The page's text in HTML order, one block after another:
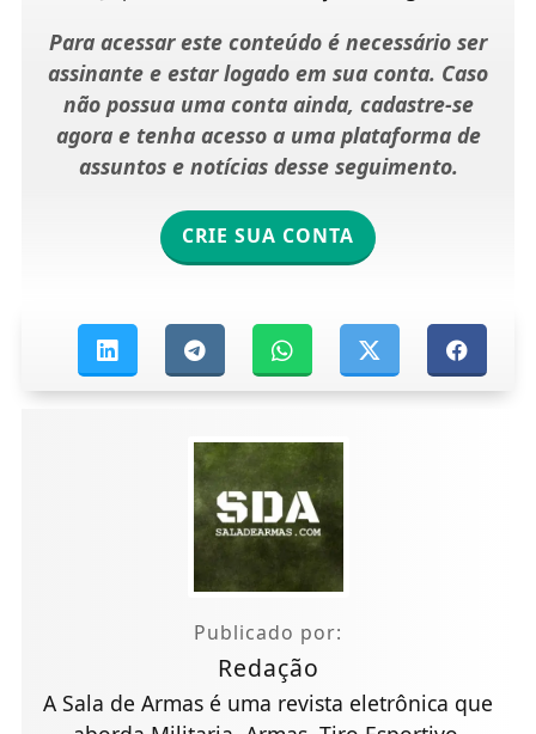
Para acessar este conteúdo é necessário ser
assinante e estar logado em sua conta. Caso
não possua uma conta ainda, cadastre-se
agora e tenha acesso a uma plataforma de
assuntos e notícias desse seguimento.
CRIE SUA CONTA
Publicado por:
Redação
A Sala de Armas é uma revista eletrônica que